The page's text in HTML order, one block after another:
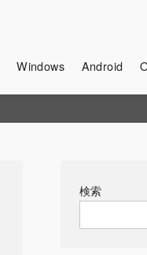
Windows Android
検索